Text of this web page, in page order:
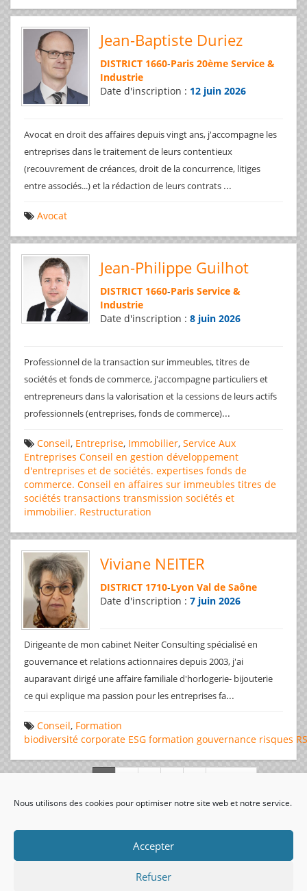
Nous utilisons des cookies pour optimiser notre site web et notre service.
Accepter
Refuser
Jean-Baptiste Duriez
DISTRICT 1660-Paris 20ème Service &
Industrie
Date d'inscription : 12 juin 2026
Avocat en droit des affaires depuis vingt ans, j'accompagne les
entreprises dans le traitement de leurs contentieux
(recouvrement de créances, droit de la concurrence, litiges
entre associés...) et la rédaction de leurs contrats ...
Avocat
Jean-Philippe Guilhot
DISTRICT 1660-Paris Service &
Industrie
Date d'inscription : 8 juin 2026
Professionnel de la transaction sur immeubles, titres de
sociétés et fonds de commerce, j'accompagne particuliers et
entrepreneurs dans la valorisation et la cessions de leurs actifs
professionnels (entreprises, fonds de commerce)...
Conseil, Entreprise, Immobilier, Service Aux
Entreprises Conseil en gestion développement
d'entreprises et de sociétés. expertises fonds de
commerce. Conseil en affaires sur immeubles titres de
sociétés transactions transmission sociétés et
immobilier. Restructuration
Viviane NEITER
DISTRICT 1710-Lyon Val de Saône
Date d'inscription : 7 juin 2026
Dirigeante de mon cabinet Neiter Consulting spécialisé en
gouvernance et relations actionnaires depuis 2003, j'ai
auparavant dirigé une affaire familiale d'horlogerie- bijouterie
ce qui explique ma passion pour les entreprises fa...
Conseil, Formation
biodiversité corporate ESG formation gouvernance risques
visiteurs uniques: